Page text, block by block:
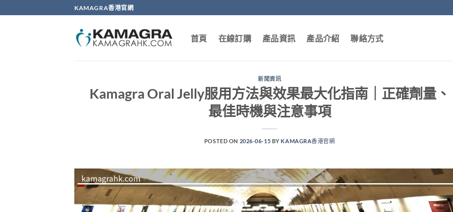
to
KAMAGRA香港官網
首頁 在線訂購 產品資訊 產品介紹 聯絡方式
新聞資訊
Kamagra Oral Jelly服用方法與效果最大化指南｜正確劑量、
最佳時機與注意事項
POSTED ON 2026-06-15 BYKAMAGRA香港官網